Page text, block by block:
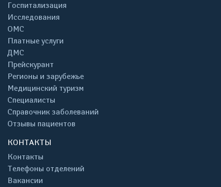
Госпитализация
Исследования
ОМС
Платные услуги
ДМС
Прейскурант
Регионы и зарубежье
Медицинский туризм
Специалисты
Справочник заболеваний
Отзывы пациентов
КОНТАКТЫ
Контакты
Телефоны отделений
Вакансии